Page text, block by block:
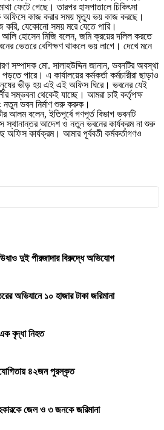
ফেটে গেছে। তারপর হাসপাতালে চিকিৎসা
অফিসে কাজ করার সময় মৃত্যু ভয় কাজ করছে।
করি, যেকোনো সময় মরে যেতে পারি।
আলি হোসেন মিজি বলেন, জমি ক্রয়ের দলিল করতে
ভেতরে বেশিক্ষণ থাকলে ভয় লাগে। দেখে মনে
সম্পাদক মো. সালাহউদ্দিন জানান, ভবনটির অবস্থা
পারে। এ কার্যালয়ের কর্মকর্তা কর্মচারীরা ছাড়াও
ভীড় হয় এই এই অফিস ঘিরে। ভবনের যেই
সম্ভবনা থেকেই যাচ্ছে। আমরা চাই কর্তৃপক্ষ
ভবন নির্মাণ শুরু করুক।
আলম বলেন, ইতিপূর্বে গণপূর্ত বিভাগ ভবনটি
আদেশ ও নতুন ভবনের কার্যক্রম না শুরু
কার্যক্রম। আমার পূর্ববতী কর্মকর্তাগণও
উধাও দুই পীরজাদার বিরুদ্ধে অভিযোগ
অভিযানে ১০ হাজার টাকা জরিমানা
এক বৃদ্ধা নিহত
৪২জন পুরস্কৃত
জেল ও ৩ জনকে জরিমানা